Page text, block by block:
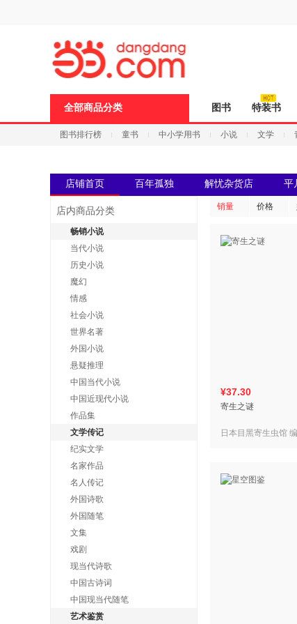
全部商品分类 图书 特装书
图书排行榜 童书 中小学用书 小说 文学
店铺首页 百年孤独 解忧杂货店 平
店内商品分类
畅销小说
当代小说
历史小说
魔幻
情感
社会小说
世界名著
外国小说
悬疑推理
中国当代小说
中国近现代小说
作品集
文学传记
纪实文学
名家作品
名人传记
外国诗歌
外国随笔
文集
戏剧
现当代诗歌
中国古诗词
中国现当代随笔
艺术鉴赏
销量 价格
¥37.30
寄生之谜
日本目黑寄生虫馆
页